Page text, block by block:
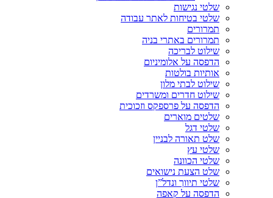
שלטי נגישות
שלטי בטיחות לאתר עבודה
תמרורים
תמרורים באתרי בניה
שילוט לבריכה
הדפסה על אלומיניום
אותיות בולטות
שילוט לבתי מלון
שילוט חדרים ומשרדים
הדפסה על פרספקס וזכוכית
שלטים מוארים
שלטי דגל
שלט תאורה לבניין
שלטי עץ
שלטי הכוונה
שלט הצעת נישואים
שלטי תיווך ונדל”ן
הדפסה על קאפה